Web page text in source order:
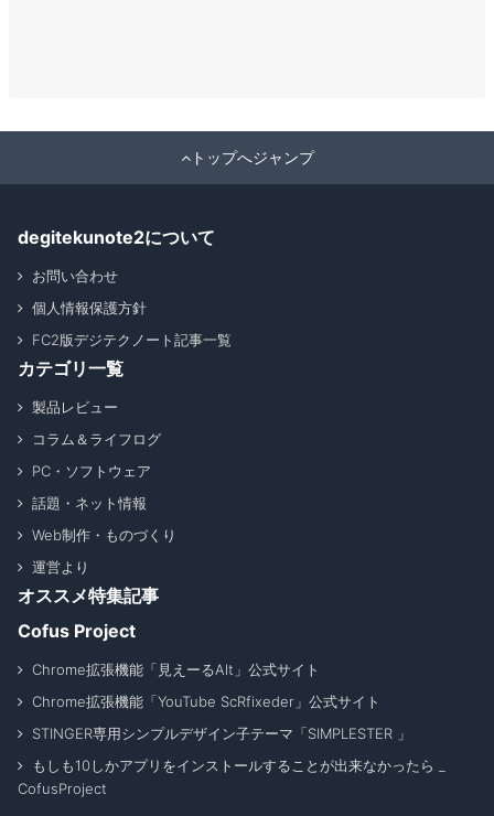
トップへジャンプ
degitekunote2について
お問い合わせ
個人情報保護方針
FC2版デジテクノート記事一覧
カテゴリ一覧
製品レビュー
コラム＆ライフログ
PC・ソフトウェア
話題・ネット情報
Web制作・ものづくり
運営より
オススメ特集記事
Cofus Project
Chrome拡張機能「見えーるAlt」公式サイト
Chrome拡張機能「YouTube ScRfixeder」公式サイト
STINGER専用シンプルデザイン子テーマ「SIMPLESTER 」
もしも10しかアプリをインストールすることが出来なかったら _
CofusProject